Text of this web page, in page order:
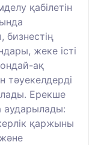
қабілетін
бизнестің
жеке істі
ақ
тәуекелдерді
Ерекше
аударылады:
қаржыны